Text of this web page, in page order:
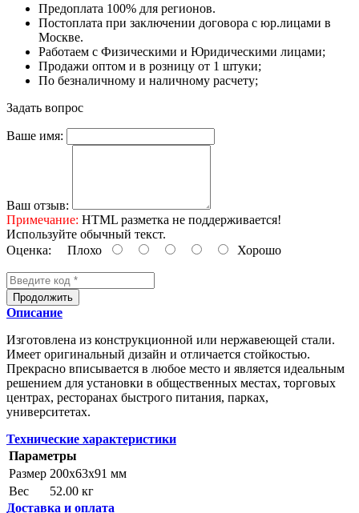
Предоплата 100% для регионов.
Постоплата при заключении договора с юр.лицами в
Москве.
Работаем с Физическими и Юридическими лицами;
Продажи оптом и в розницу от 1 штуки;
По безналичному и наличному расчету;
Задать вопрос
Ваше имя:
Ваш отзыв:
Примечание: HTML разметка не поддерживается!
Используйте обычный текст.
Оценка: Плохо Хорошо
Продолжить
Описание
Изготовлена из конструкционной или нержавеющей стали.
Имеет оригинальный дизайн и отличается стойкостью.
Прекрасно вписывается в любое место и является идеальным
решением для установки в общественных местах, торговых
центрах, ресторанах быстрого питания, парках,
университетах.
Технические характеристики
Параметры
Размер 200x63x91 мм
Вес
52.00 кг
Доставка и оплата